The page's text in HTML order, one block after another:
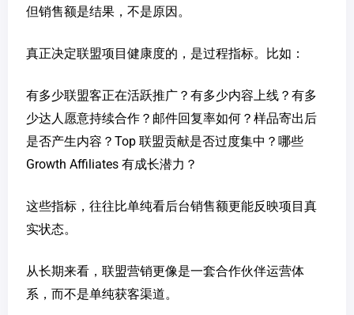
但销售额是结果，不是原因。
真正决定联盟项目健康度的，是过程指标。比如：
有多少联盟客正在活跃推广？有多少内容上线？有多
少达人愿意持续合作？邮件回复率如何？样品寄出后
是否产生内容？Top 联盟贡献是否过度集中？哪些
Growth Affiliates 有成长潜力？
这些指标，往往比单纯看后台销售额更能反映项目真
实状态。
从长期来看，联盟营销更像是一套合作伙伴运营体
系，而不是单纯获客渠道。